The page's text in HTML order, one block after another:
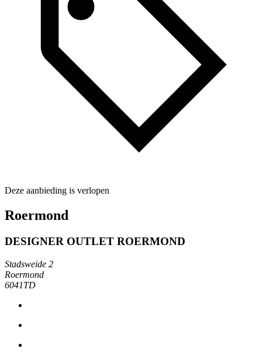
Deze aanbieding is verlopen
Roermond
DESIGNER OUTLET ROERMOND
Stadsweide 2
Roermond
6041TD